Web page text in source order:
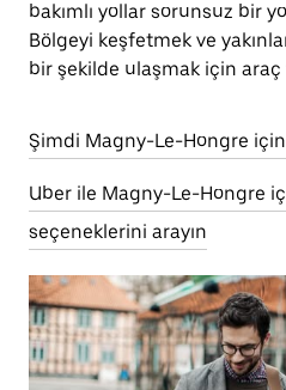
bakımlı yollar sorunsuz bir
Bölgeyi keşfetmek ve
bir şekilde ulaşmak için
Şimdi Magny-Le-Hongre
Uber ile Magny-Le-Hongre
seçeneklerini arayın